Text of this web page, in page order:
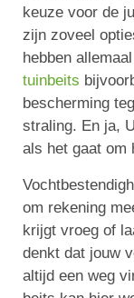
keuze voor de
zijn zoveel
hebben
tuinbeits
bescherming
straling. En ja,
als het gaat om
om rekening
krijgt vroeg of
denkt dat jouw
altijd een weg